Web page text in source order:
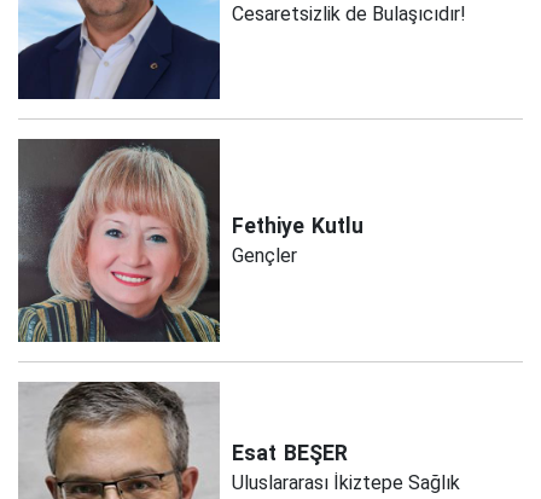
Cesaretsizlik de Bulaşıcıdır!
Fethiye Kutlu
Gençler
Esat BEŞER
Uluslararası İkiztepe Sağlık